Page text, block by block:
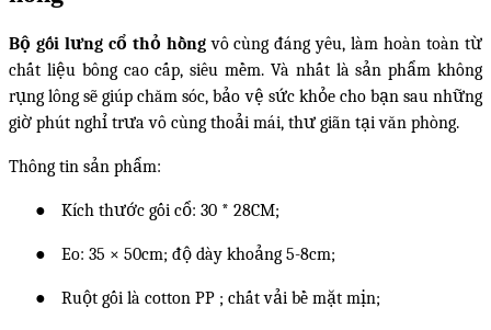
Bộ gối lưng cổ thỏ hồngvô cùng đáng yêu, làm hoàn toàn từ
chất liệu bông cao cấp, siêu mềm. Và nhất là sản phẩm không
rụng lông sẽ giúp chăm sóc, bảo vệ sức khỏe cho bạn sau những
giờ phút nghỉ trưa vô cùng thoải mái, thư giãn tại văn phòng.
Thông tin sản phẩm:
● Kích thước gối cổ: 30 * 28CM;
● Eo: 35 × 50cm; độ dày khoảng 5-8cm;
● Ruột gối là cotton PP ; chất vải bề mặt mịn;